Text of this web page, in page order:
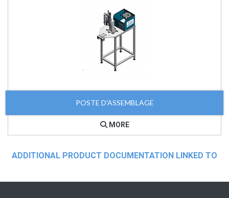
POSTE D'ASSEMBLAGE
MORE
ADDITIONAL PRODUCT DOCUMENTATION LINKED TO